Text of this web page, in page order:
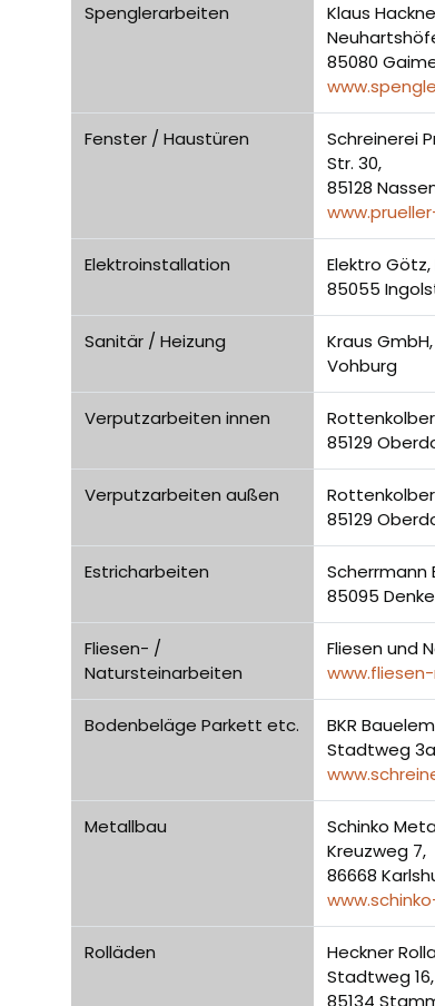
Spenglerarbeiten
Klaus
85080
Fenster / Haustüren
Schreinerei
Str. 30,
85128
Elektroinstallation
Elektro Götz,
85055
Sanitär / Heizung
Kraus
Vohburg
Verputzarbeiten innen
Rottenkolber
85129
Verputzarbeiten außen
Rottenkolber
85129
Estricharbeiten
Scherrmann
85095
Fliesen- /
Natursteinarbeiten
Fliesen und
Bodenbeläge Parkett etc.
BKR
Stadtweg
Metallbau
Schinko
Kreuzweg 7,
86668
Rolläden
Heckner
Stadtweg 16,
85134